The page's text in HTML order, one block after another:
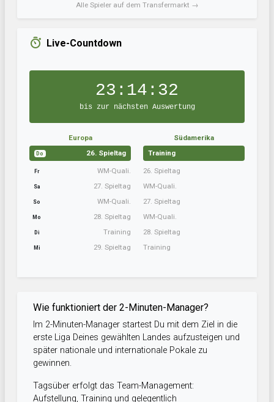
Alle Spieler auf dem Transfermarkt →
Live-Countdown
23:14:32
bis zur nächsten Auswertung
Europa
Do 26. Spieltag
Fr WM-Quali.
Sa 27. Spieltag
So WM-Quali.
Mo 28. Spieltag
Di Training
Mi 29. Spieltag
Südamerika
Training
26. Spieltag
WM-Quali.
27. Spieltag
WM-Quali.
28. Spieltag
Training
Wie funktioniert der 2-Minuten-Manager?
Im 2-Minuten-Manager startest Du mit dem Ziel in die
erste Liga Deines gewählten Landes aufzusteigen und
später nationale und internationale Pokale zu
gewinnen.
Tagsüber erfolgt das Team-Management:
Aufstellung, Training und gelegentlich